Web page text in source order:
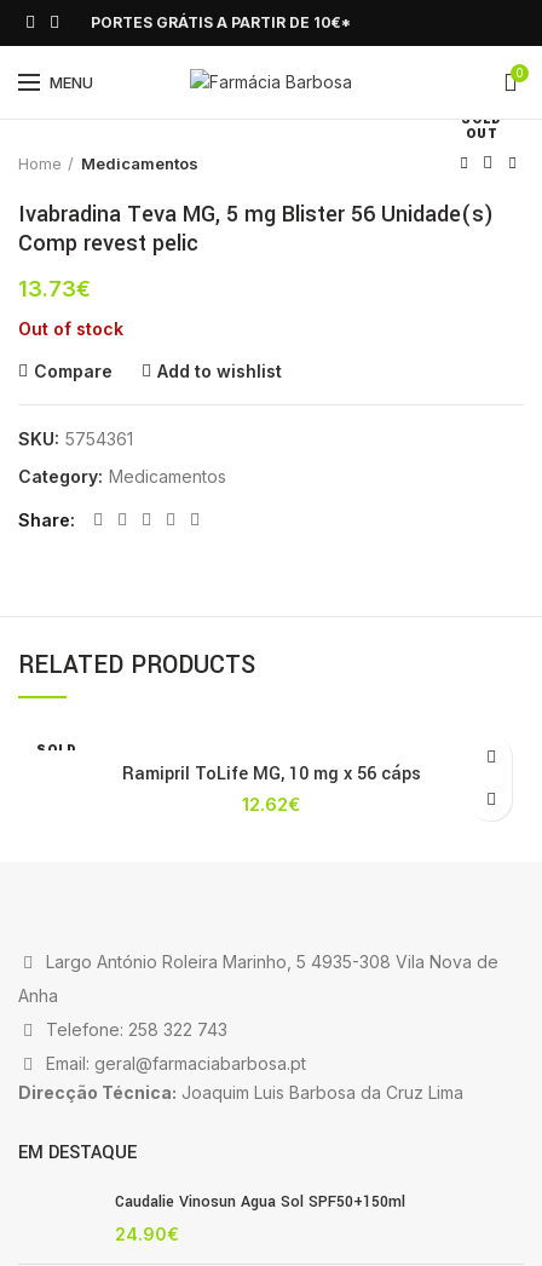
PORTES GRÁTIS A PARTIR DE 10€*
MENU 0
SOLD
OUT
Click to enlarge
Home Medicamentos
Ivabradina Teva MG, 5 mg Blister 56 Unidade(s)
Comp revest pelic
13.73€
Out of stock
Compare Add to wishlist
SKU: 5754361
Category: Medicamentos
Share
RELATED PRODUCTS
SOLD
Ramipril ToLife MG, 10 mg x 56 cáps
12.62€
Largo António Roleira Marinho, 5 4935-308 Vila Nova de
Anha
Telefone: 258 322 743
Email: geral@farmaciabarbosa.pt
Direcção Técnica: Joaquim Luis Barbosa da Cruz Lima
EM DESTAQUE
Caudalie Vinosun Agua Sol SPF50+150ml
24.90€